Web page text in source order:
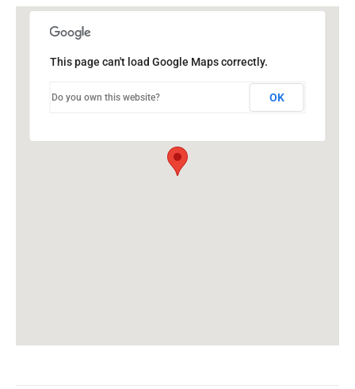
This page can't load Google Maps correctly.
Do you own this website? OK